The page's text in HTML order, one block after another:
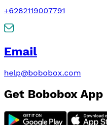
+6282119007791
Email
help@bobobox.com
Get Bobobox App